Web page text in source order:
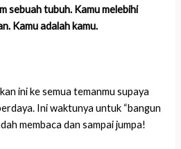
sebuah tubuh. Kamu melebihi
Kamu adalah kamu.
ini ke semua temanmu supaya
Ini waktunya untuk “bangun
membaca dan sampai jumpa!